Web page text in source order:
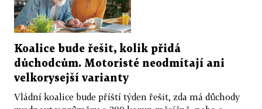
Koalice bude řešit, kolik přidá
důchodcům. Motoristé neodmítají ani
velkorysejší varianty
Vládní koalice bude příští týden řešit, zda má důchody